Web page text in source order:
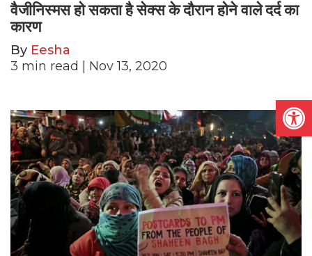
वैजीनिस्मस हो सकता है सेक्स के दौरान होने वाले दर्द का
कारण
By Eesha
3 min read | Nov 13, 2020